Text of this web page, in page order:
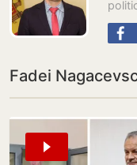
Fadei